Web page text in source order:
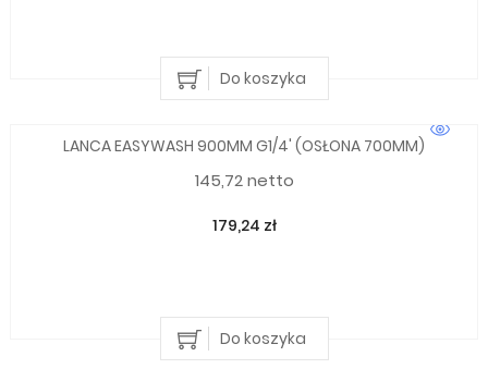
Do koszyka
LANCA EASYWASH 900MM G1/4' (OSŁONA 700MM)
145,72 netto
179,24 zł
Do koszyka